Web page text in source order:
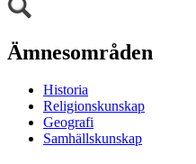
Ämnesområden
Historia
Religionskunskap
Geografi
Samhällskunskap